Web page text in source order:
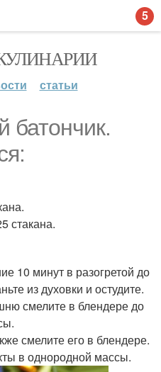
статьи
батончик.
стакана.
10 минут в разогретой до
из духовки и остудите.
смелите в блендере до
смелите его в блендере.
в однородной массы.
5